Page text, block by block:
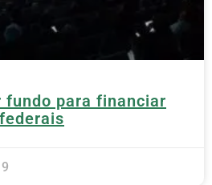
fundo para financiar